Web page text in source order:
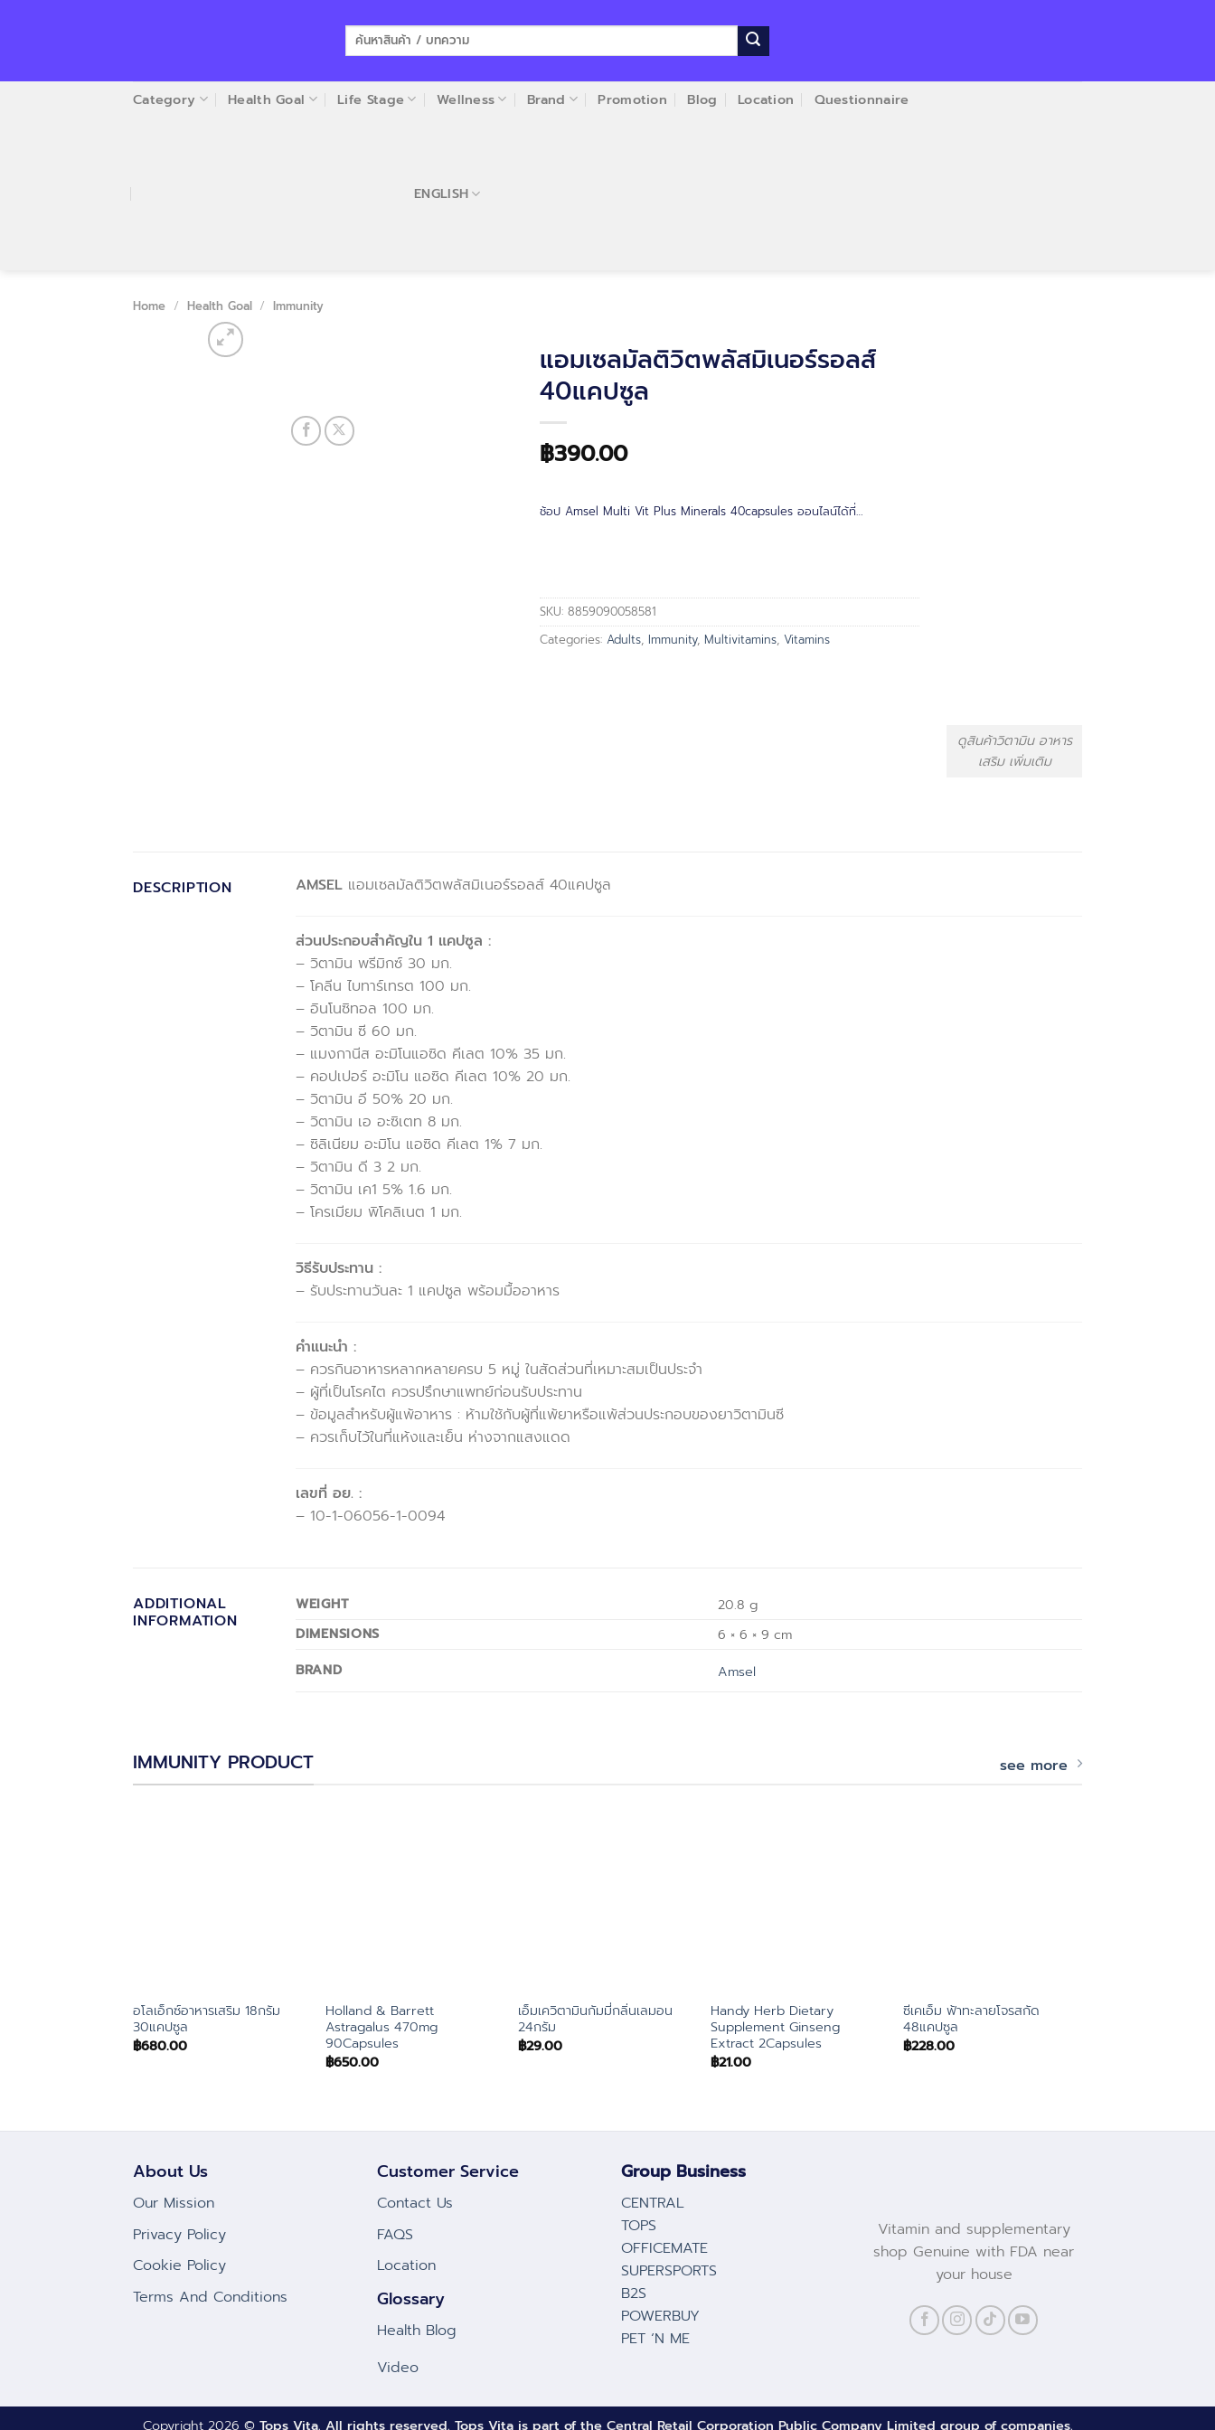
Search
Category Health Goal Life Stage Wellness Brand Promotion Blog Location Questionnaire
ENGLISH
Home / Health Goal / Immunity
แอมเซลมัลติวิตพลัสมิเนอร์รอลส์
40แคปซูล
฿390.00
ช้อป Amsel Multi Vit Plus Minerals 40capsules ออนไลน์ได้ที่…
SKU: 8859090058581
Categories: Adults, Immunity, Multivitamins, Vitamins
ดูสินค้าวิตามิน อาหาร
เสริม เพิ่มเติม
DESCRIPTION AMSEL แอมเซลมัลติวิตพลัสมิเนอร์รอลส์ 40แคปซูล
ส่วนประกอบสำคัญใน 1 แคปซูล :
– วิตามิน พรีมิกซ์ 30 มก.
– โคลีน ไบทาร์เทรต 100 มก.
– อินโนซิทอล 100 มก.
– วิตามิน ซี 60 มก.
– แมงกานีส อะมิโนแอซิด คีเลต 10% 35 มก.
– คอปเปอร์ อะมิโน แอซิด คีเลต 10% 20 มก.
– วิตามิน อี 50% 20 มก.
– วิตามิน เอ อะซิเตท 8 มก.
– ซิลิเนียม อะมิโน แอซิด คีเลต 1% 7 มก.
– วิตามิน ดี 3 2 มก.
– วิตามิน เค1 5% 1.6 มก.
– โครเมียม พิโคลิเนต 1 มก.
วิธีรับประทาน :
– รับประทานวันละ 1 แคปซูล พร้อมมื้ออาหาร
คำแนะนำ :
– ควรกินอาหารหลากหลายครบ 5 หมู่ ในสัดส่วนที่เหมาะสมเป็นประจำ
– ผู้ที่เป็นโรคไต ควรปรึกษาแพทย์ก่อนรับประทาน
– ข้อมูลสำหรับผู้แพ้อาหาร : ห้ามใช้กับผู้ที่แพ้ยาหรือแพ้ส่วนประกอบของยาวิตามินซี
– ควรเก็บไว้ในที่แห้งและเย็น ห่างจากแสงแดด
เลขที่ อย. :
– 10-1-06056-1-0094
ADDITIONAL
INFORMATION
WEIGHT
20.8 g
DIMENSIONS
6 × 6 × 9 cm
BRAND
Amsel
IMMUNITY PRODUCT see more
อโลเอ็กซ์อาหารเสริม 18กรัม
30แคปซูล
฿680.00
Holland & Barrett
Astragalus 470mg
90Capsules
฿650.00
เอ็มเควิตามินกัมมี่กลิ่นเลมอน
24กรัม
฿29.00
Handy Herb Dietary
Supplement Ginseng
Extract 2Capsules
฿21.00
ซีเคเอ็ม ฟ้าทะลายโจรสกัด
48แคปซูล
฿228.00
About Us
Our Mission
Privacy Policy
Cookie Policy
Terms And Conditions
Customer Service
Contact Us
FAQS
Location
Glossary
Health Blog
Video
Group Business
CENTRAL
TOPS
OFFICEMATE
SUPERSPORTS
B2S
POWERBUY
PET ‘N ME
Vitamin and supplementary
shop Genuine with FDA near
your house
Copyright 2026 © Tops Vita. All rights reserved. Tops Vita is part of the Central Retail Corporation Public Company Limited group of companies.